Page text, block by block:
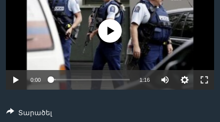
ՀԵՏԵՒԵՔ ՄԵԶ
Լեզուներ
No media source currently available
0:00 1:16
Տարածել